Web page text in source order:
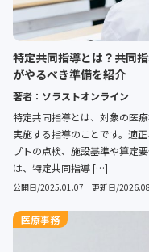
特定共同指導とは？共同
がやるべき準備を紹介
著者：ソラストオンライン
特定共同指導とは、対象の医
実施する指導のことです。適
プトの点検、施設基準や算定
は、特定共同指導 […]
公開日/2025.01.07 更新日/
医療事務